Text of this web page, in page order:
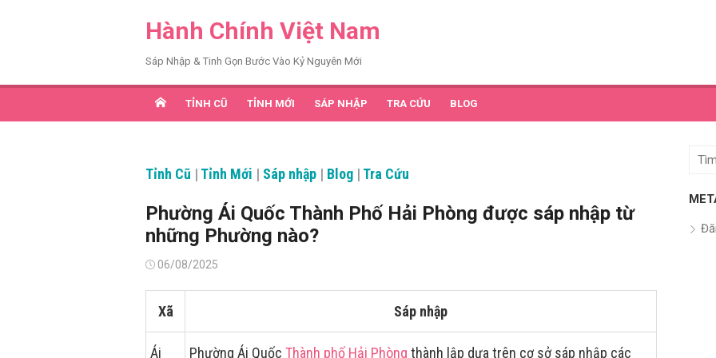
Hành Chính Việt Nam
Sáp Nhập & Tinh Gọn Bước Vào Kỷ Nguyên Mới
TỈNH CŨ TỈNH MỚI SÁP NHẬP TRA CỨU BLOG
Tỉnh Cũ | Tỉnh Mới | Sáp nhập | Blog | Tra Cứu
Phường Ái Quốc Thành Phố Hải Phòng được sáp nhập từ
những Phường nào?
Đăng06/08/2025
Xã Sáp nhập
Ái
Phường Ái Quốc Thành phố Hải Phòng thành lập dựa trên cơ sở sáp nhập các
Tìm
quả